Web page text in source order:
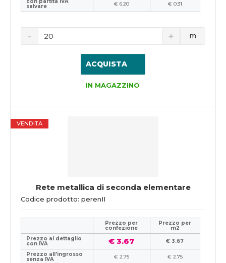
con partita IVA
salvare € 6.20 € 0.31
m
ACQUISTA
IN MAGAZZINO
Rete metallica di seconda elementare
Codice prodotto: perenII
VENDITA
Prezzo per
confezione
Prezzo per
m2
Prezzo al dettaglio
con IVA € 3.67
€ 3.67
Prezzo all'ingrosso
senza IVA € 2.75
€ 2.75